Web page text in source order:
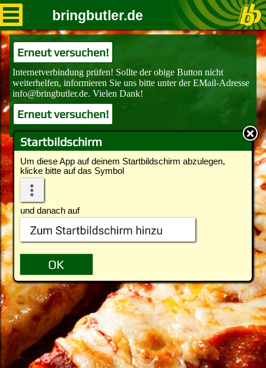
Startbildschirm
Um diese App auf deinem Startbildschirm abzulegen,
klicke bitte auf das Symbol
und danach auf
bringbutler.de
Erneut versuchen!
Erneut versuchen!